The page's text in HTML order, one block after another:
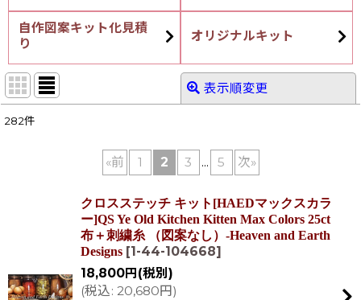
自作図案キット化見積
り
オリジナルキット
表示順変更
サブカテゴリ
在庫あり
並び順:
282件
«前 1 2 3 ... 5 次»
クロスステッチ キット[HAEDマックスカラ
ー]QS Ye Old Kitchen Kitten Max Colors 25ct
布＋刺繍糸 （図案なし）-Heaven and Earth
Designs [1-44-104668]
18,800円 (税別)
(税込: 20,680円 )